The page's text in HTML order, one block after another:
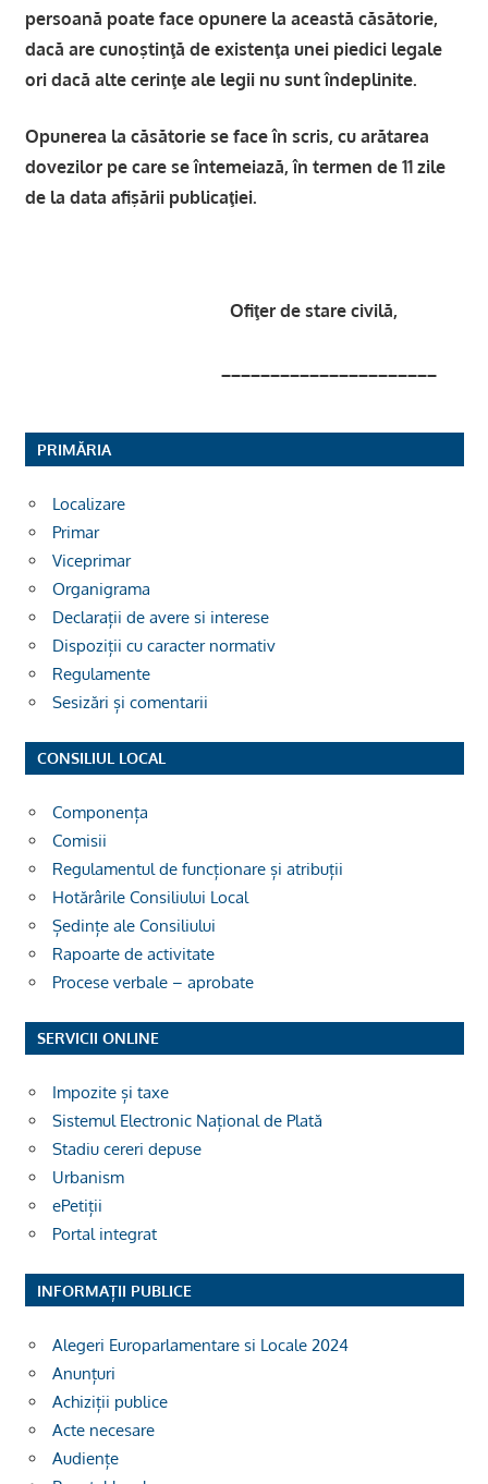
persoană poate face opunere la această căsătorie,
dacă are cunoştinţă de existenţa unei piedici legale
ori dacă alte cerinţe ale legii nu sunt îndeplinite.
Opunerea la căsătorie se face în scris, cu arătarea
dovezilor pe care se întemeiază, în termen de 11 zile
de la data afişării publicaţiei.
Ofiţer de stare civilă,
PRIMĂRIA
Localizare
Primar
Viceprimar
Organigrama
Declarații de avere si interese
Dispoziții cu caracter normativ
Regulamente
Sesizări și comentarii
CONSILIUL LOCAL
Componența
Comisii
Regulamentul de funcționare și atribuții
Hotărârile Consiliului Local
Ședințe ale Consiliului
Rapoarte de activitate
Procese verbale – aprobate
SERVICII ONLINE
Impozite și taxe
Sistemul Electronic Național de Plată
Stadiu cereri depuse
Urbanism
ePetiții
Portal integrat
INFORMAȚII PUBLICE
Alegeri Europarlamentare si Locale 2024
Anunțuri
Achiziții publice
Acte necesare
Audiențe